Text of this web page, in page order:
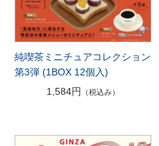
純喫茶ミニチュアコレクション
第3弾 (1BOX 12個入)
1,584円
（税込み）